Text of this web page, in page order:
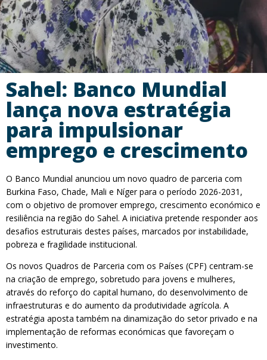
Sahel: Banco Mundial
lança nova estratégia
para impulsionar
emprego e crescimento
O Banco Mundial anunciou um novo quadro de parceria com
Burkina Faso, Chade, Mali e Níger para o período 2026-2031,
com o objetivo de promover emprego, crescimento económico e
resiliência na região do Sahel. A iniciativa pretende responder aos
desafios estruturais destes países, marcados por instabilidade,
pobreza e fragilidade institucional.
Os novos Quadros de Parceria com os Países (CPF) centram-se
na criação de emprego, sobretudo para jovens e mulheres,
através do reforço do capital humano, do desenvolvimento de
infraestruturas e do aumento da produtividade agrícola. A
estratégia aposta também na dinamização do setor privado e na
implementação de reformas económicas que favoreçam o
investimento.